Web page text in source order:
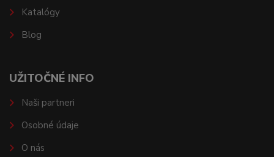
Katalógy
Blog
UŽITOČNÉ INFO
Naši partneri
Osobné údaje
O nás